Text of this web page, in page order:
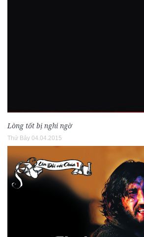
Lòng tốt bị nghi ngờ
Thứ Bảy 04.04.2015